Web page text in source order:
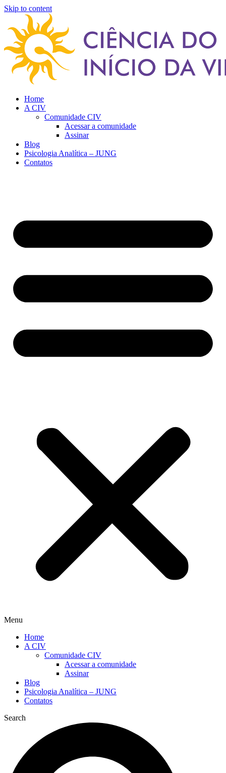
Skip to content
Home
A CIV
Comunidade CIV
Acessar a comunidade
Assinar
Blog
Psicologia Analítica – JUNG
Contatos
Menu
Home
A CIV
Comunidade CIV
Acessar a comunidade
Assinar
Blog
Psicologia Analítica – JUNG
Contatos
Search